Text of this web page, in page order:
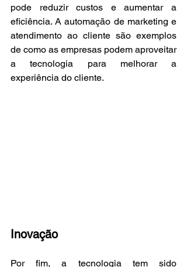
pode reduzir custos e aumentar a
eficiência. A automação de marketing e
atendimento ao cliente são exemplos
de como as empresas podem aproveitar
a tecnologia para melhorar a
experiência do cliente.
Inovação
Por fim, a tecnologia tem sido